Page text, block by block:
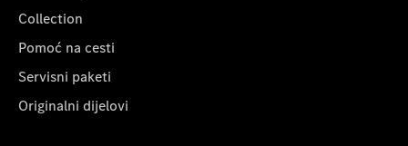
Collection
Pomoć na cesti
Servisni paketi
Originalni dijelovi